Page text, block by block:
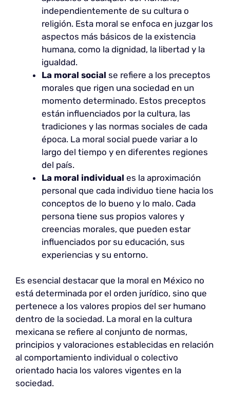
independientemente de su cultura o
religión. Esta moral se enfoca en juzgar los
aspectos más básicos de la existencia
humana, como la dignidad, la libertad y la
igualdad.
La moral social se refiere a los preceptos
morales que rigen una sociedad en un
momento determinado. Estos preceptos
están influenciados por la cultura, las
tradiciones y las normas sociales de cada
época. La moral social puede variar a lo
largo del tiempo y en diferentes regiones
del país.
La moral individual es la aproximación
personal que cada individuo tiene hacia los
conceptos de lo bueno y lo malo. Cada
persona tiene sus propios valores y
creencias morales, que pueden estar
influenciados por su educación, sus
experiencias y su entorno.
Es esencial destacar que la moral en México no
está determinada por el orden jurídico, sino que
pertenece a los valores propios del ser humano
dentro de la sociedad. La moral en la cultura
mexicana se refiere al conjunto de normas,
principios y valoraciones establecidas en relación
al comportamiento individual o colectivo
orientado hacia los valores vigentes en la
sociedad.